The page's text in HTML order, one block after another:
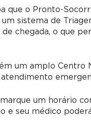
que o Pronto-
um sistema de
chegada, o que
um amplo Centro
um horário
e seu médico